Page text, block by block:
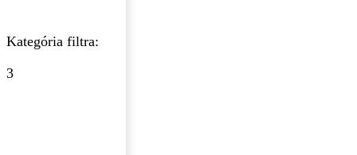
Kategória filtra:
3